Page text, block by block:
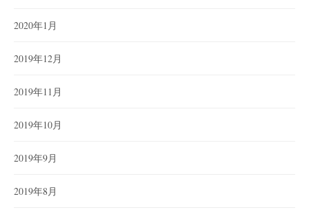
2020年1月
2019年12月
2019年11月
2019年10月
2019年9月
2019年8月